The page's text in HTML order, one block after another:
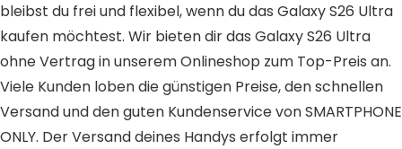
bleibst du frei und flexibel, wenn du das Galaxy S26 Ultra
kaufen möchtest. Wir bieten dir das Galaxy S26 Ultra
ohne Vertrag in unserem Onlineshop zum Top-Preis an.
Viele Kunden loben die günstigen Preise, den schnellen
Versand und den guten Kundenservice von SMARTPHONE
ONLY. Der Versand deines Handys erfolgt immer